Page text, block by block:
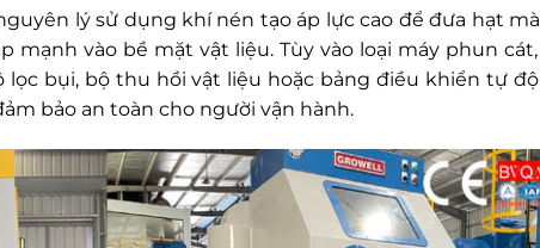
lý sử dụng khí nén tạo áp lực cao để đưa hạt
mạnh vào bề mặt vật liệu. Tùy vào loại máy phun
bụi, bộ thu hồi vật liệu hoặc bảng điều khiển tự
bảo an toàn cho người vận hành.